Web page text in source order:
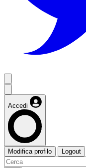
Accedi
Modifica profilo Logout